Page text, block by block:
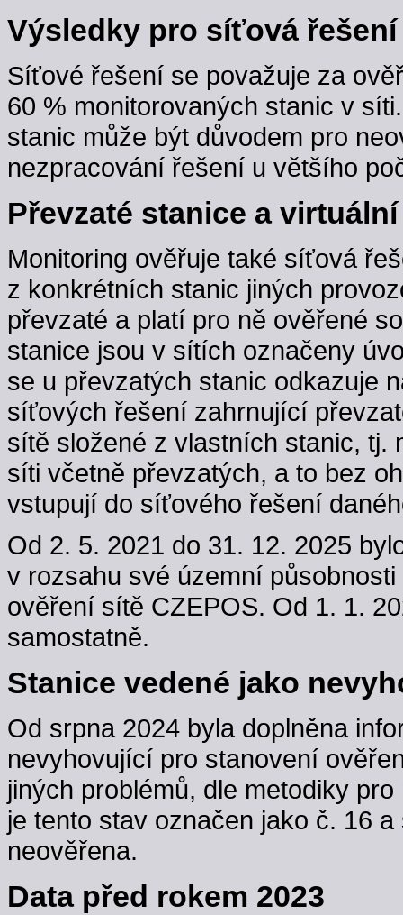
Výsledky pro síťová řešení
Síťové řešení se považuje za
60 % monitorovaných stanic v
stanic může být důvodem pro
nezpracování řešení u většího
Převzaté stanice a
Monitoring ověřuje také síťová
z konkrétních stanic jiných
převzaté a platí pro ně ověřené
stanice jsou v sítích označeny
se u převzatých stanic odkazuje
síťových řešení zahrnující
sítě složené z vlastních stanic, tj.
síti včetně převzatých, a to bez
vstupují do síťového řešení
Od 2. 5. 2021 do 31. 12. 2025
v rozsahu své územní
ověření sítě CZEPOS. Od 1. 1.
samostatně.
Stanice vedené jako
Od srpna 2024 byla doplněna
nevyhovující pro stanovení
jiných problémů, dle metodiky
je tento stav označen jako č. 16
neověřena.
Data před rokem 2023